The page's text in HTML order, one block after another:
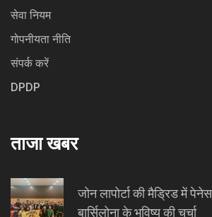
सेवा नियम
गोपनीयता नीति
संपर्क करें
DPDP
ताजा खबर
जोन लापोर्टा की मैड्रिड में
बार्सिलोना के भविष्य की चर्चा